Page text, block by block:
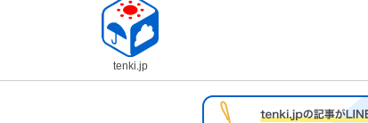
tenki.jp